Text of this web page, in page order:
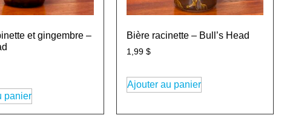
et gingembre –
panier
Bière racinette – Bull’s Head
1,99 $
Ajouter au panier